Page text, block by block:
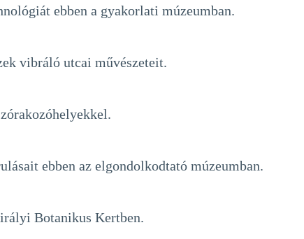
ebben a gyakorlati múzeumban.
vibráló utcai művészeteit.
ebben az elgondolkodtató múzeumban.
Botanikus Kertben.